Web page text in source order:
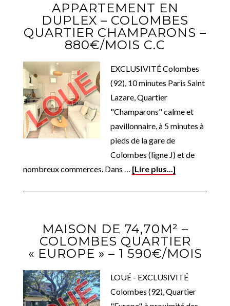
APPARTEMENT EN
DUPLEX – COLOMBES
QUARTIER CHAMPARONS –
880€/MOIS C.C
EXCLUSIVITÉ Colombes
(92), 10 minutes Paris Saint
Lazare, Quartier
"Champarons" calme et
pavillonnaire, à 5 minutes à
pieds de la gare de
Colombes (ligne J) et de
nombreux commerces. Dans … [Lire plus...]
MAISON DE 74,70M² –
COLOMBES QUARTIER
« EUROPE » – 1 590€/MOIS
LOUÉ - EXCLUSIVITÉ
Colombes (92), Quartier